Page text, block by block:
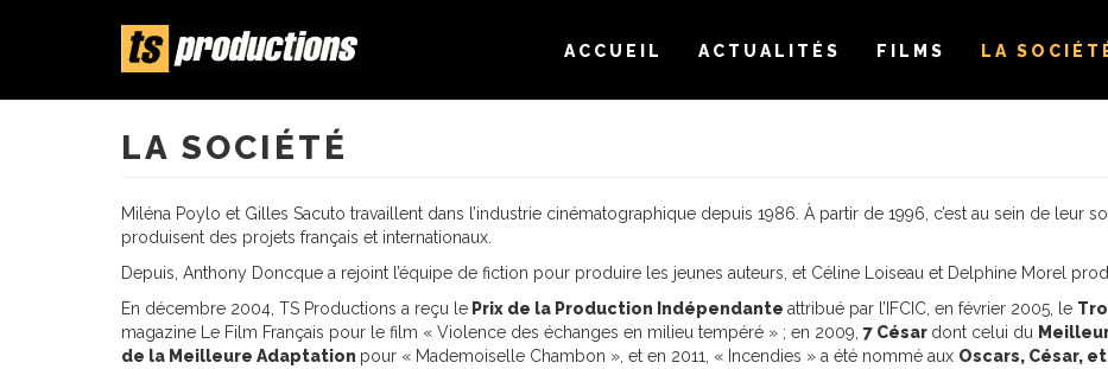
ACCUEIL ACTUALITÉS FILMS LA
LA SOCIÉTÉ
Miléna Poylo et Gilles Sacuto travaillent dans l’industrie cinématographique depuis 1986. À partir de 1996, c’est au sein de leur
produisent des projets français et internationaux.
Depuis, Anthony Doncque a rejoint l’équipe de fiction pour produire les jeunes auteurs, et Céline Loiseau et Delphine Morel
En décembre 2004, TS Productions a reçu le Prix de la Production Indépendante attribué par l’IFCIC, en février 2005, le
magazine Le Film Français pour le film « Violence des échanges en milieu tempéré » ; en 2009, 7 César dont celui du
de la Meilleure Adaptation pour « Mademoiselle Chambon », et en 2011, « Incendies » a été nommé aux Oscars, César, et